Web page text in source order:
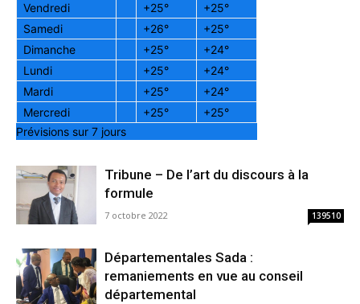
Vendredi
+25° +25°
Samedi
+26° +25°
Dimanche
+25° +24°
Lundi
+25° +24°
Mardi
+25° +24°
Mercredi
+25° +25°
Prévisions sur 7 jours
Tribune – De l’art du discours à la
formule
7 octobre 2022 139510
Départementales Sada :
remaniements en vue au conseil
départemental